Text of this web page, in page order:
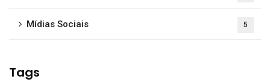
Mídias Sociais 5
Tags